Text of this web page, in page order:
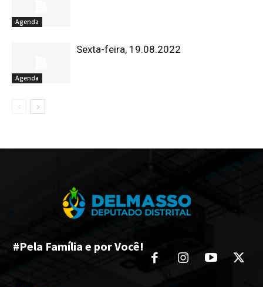
Agenda
Agenda
Sexta-feira, 19.08.2022
#Pela Família e por Você!